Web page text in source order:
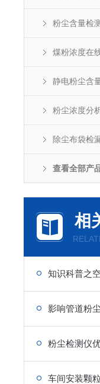
粉尘含量检
煤粉浓度在
静电粉尘含
粉尘浓度分
除尘布袋检
查看全部产
相
知识科普之